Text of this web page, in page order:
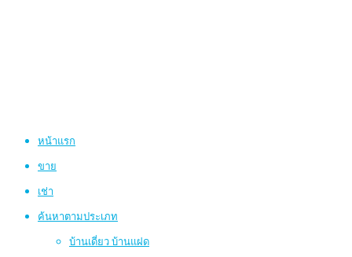
หน้าแรก
ขาย
เช่า
ค้นหาตามประเภท
บ้านเดี่ยว บ้านแฝด